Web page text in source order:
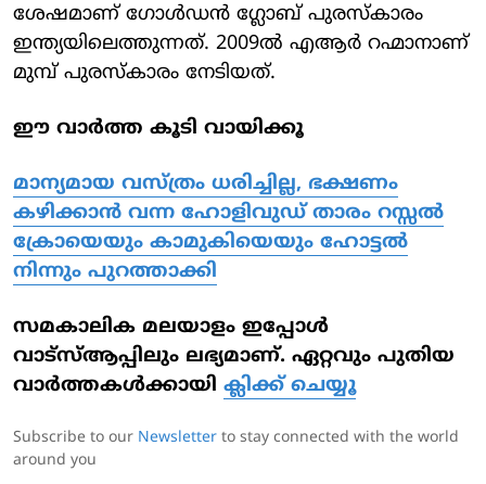
ശേഷമാണ് ​ഗോൾഡൻ ​ഗ്ലോബ് പുരസ്കാരം
ഇന്ത്യയിലെത്തുന്നത്. 2009ൽ എആർ റഹ്മാനാണ്
മുമ്പ് പുരസ്കാരം നേടിയത്.
ഈ വാര്‍ത്ത കൂടി വായിക്കൂ
മാന്യമായ വസ്ത്രം ധരിച്ചില്ല, ഭക്ഷണം
കഴിക്കാൻ വന്ന ഹോളിവുഡ് താരം റസ്സൽ
ക്രോയെയും കാമുകിയെയും ഹോട്ടൽ
നിന്നും പുറത്താക്കി
സമകാലിക മലയാളം ഇപ്പോള്‍
വാട്‌സ്ആപ്പിലും ലഭ്യമാണ്. ഏറ്റവും പുതിയ
വാര്‍ത്തകള്‍ക്കായി ക്ലിക്ക് ചെയ്യൂ‌
Subscribe to our Newsletter to stay connected with the world
around you